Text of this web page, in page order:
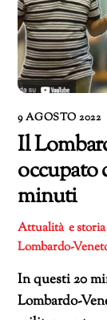
9 AGOSTO 2022
Il
occupato
minuti
Attualità e storia
Lombardo-
In questi 20
Lombardo-